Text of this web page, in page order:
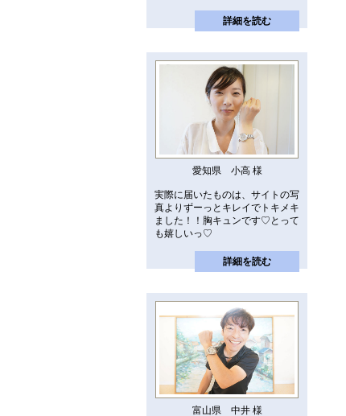
詳細を読む
愛知県 小高 様
実際に届いたものは、サイトの写
真よりずーっとキレイでトキメキ
ました！！胸キュンです♡とって
も嬉しいっ♡
詳細を読む
富山県 中井 様